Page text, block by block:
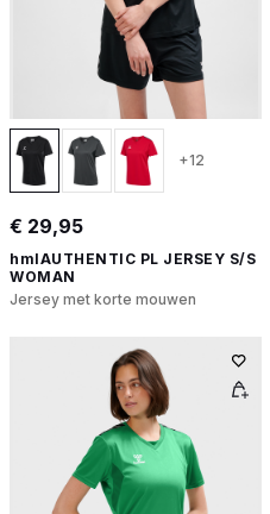
+12
€ 29,95
hmlAUTHENTIC PL JERSEY S/S
WOMAN
Jersey met korte mouwen